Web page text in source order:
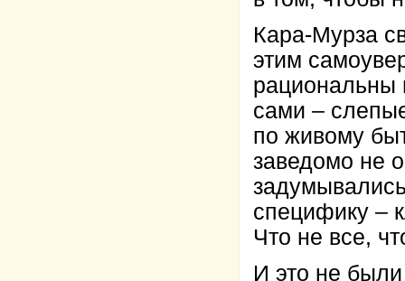
Кара-Мурза
этим
рациональны
сами –
по живому
заведомо не
специфику –
Что не все,
И это не